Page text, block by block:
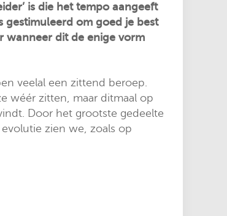
is die het tempo aangeeft
gestimuleerd om goed je best
wanneer dit de enige vorm
veelal een zittend beroep.
wéér zitten, maar ditmaal op
Door het grootste gedeelte
zien we, zoals op